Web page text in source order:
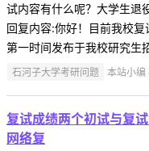
试内容有什么呢？大学生退
回复内容:你好！目前我校
第一时间发布于我校研究生
石河子大学考研问题 本站小
复试成绩两个初试与复
网络复